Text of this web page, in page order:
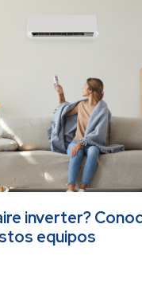
inverter?
equipos